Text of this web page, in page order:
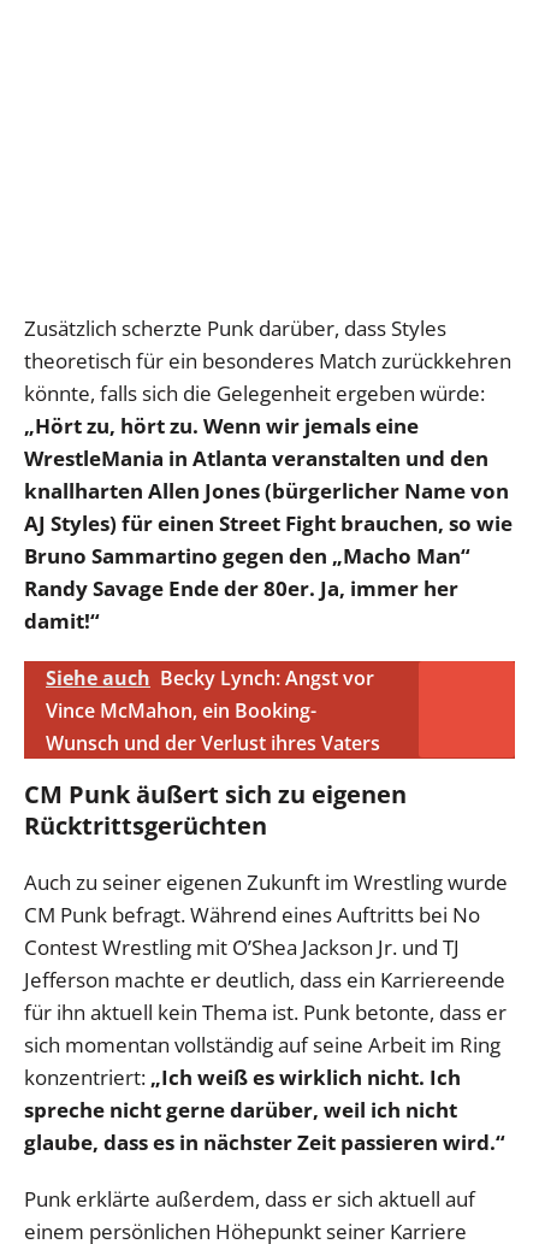
Zusätzlich scherzte Punk darüber, dass Styles
theoretisch für ein besonderes Match zurückkehren
könnte, falls sich die Gelegenheit ergeben würde:
„Hört zu, hört zu. Wenn wir jemals eine
WrestleMania in Atlanta veranstalten und den
knallharten Allen Jones(bürgerlicher Name von
AJ Styles) für einen Street Fight brauchen, so wie
Bruno Sammartino gegen den „Macho Man“
Randy Savage Ende der 80er. Ja, immer her
damit!“
Siehe auch Becky Lynch: Angst vor
Vince McMahon, ein Booking-
Wunsch und der Verlust ihres Vaters
CM Punk äußert sich zu eigenen
Rücktrittsgerüchten
Auch zu seiner eigenen Zukunft im Wrestling wurde
CM Punk befragt. Während eines Auftritts bei No
Contest Wrestling mit O’Shea Jackson Jr. und TJ
Jefferson machte er deutlich, dass ein Karriereende
für ihn aktuell kein Thema ist. Punk betonte, dass er
sich momentan vollständig auf seine Arbeit im Ring
konzentriert: „Ich weiß es wirklich nicht. Ich
spreche nicht gerne darüber, weil ich nicht
glaube, dass es in nächster Zeit passieren wird.“
Punk erklärte außerdem, dass er sich aktuell auf
einem persönlichen Höhepunkt seiner Karriere